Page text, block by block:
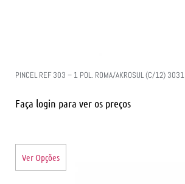
PINCEL REF 303 – 1 POL. ROMA/AKROSUL (C/12) 3031
Faça login para ver os preços
Ver Opções